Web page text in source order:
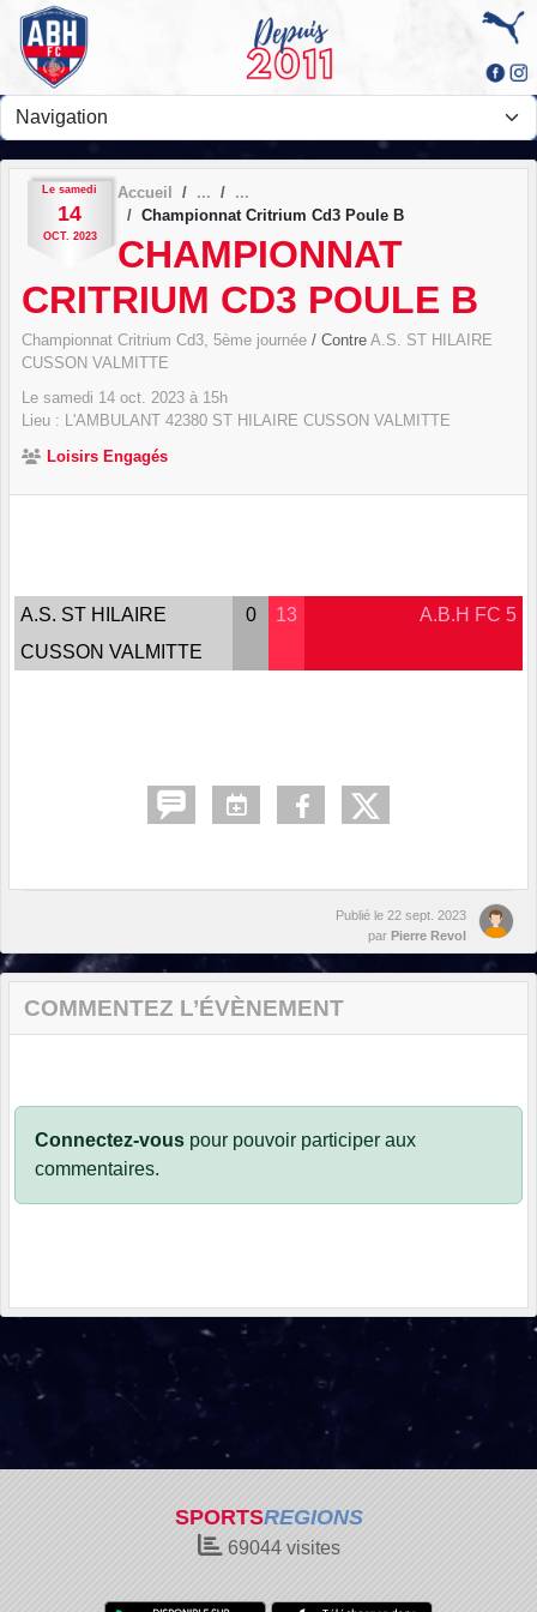
Le samedi
14
OCT. 2023
Accueil
Championnat Critrium Cd3 Poule B
CHAMPIONNAT
CRITRIUM CD3 POULE B
Championnat Critrium Cd3, 5ème journée / Contre A.S. ST HILAIRE
CUSSON VALMITTE
Le samedi 14 oct. 2023 à 15h
Lieu : L'AMBULANT 42380 ST HILAIRE CUSSON VALMITTE
Loisirs Engagés
A.S. ST HILAIRE
CUSSON VALMITTE
0 13 A.B.H FC 5
Publié le 22 sept. 2023
par Pierre Revol
COMMENTEZ L’ÉVÈNEMENT
Connectez-vous pour pouvoir participer aux
commentaires.
SPORTSREGIONS
69044visites
Panneau de gestion des cookies